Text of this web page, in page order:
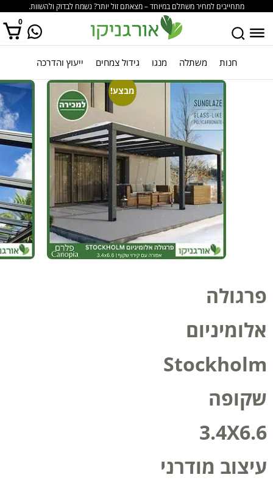
מתחייבים למחיר משתלם במיוחד – מצאתם זול יותר? נשמח לבדוק ולהשוות.
0
אין מוצרים בסל הקניות. חנות משתלה מנגו גידול צמחים ייעוץ והדרכה
מבצע!
פרגולה
אלומיניום
Stockholm
שקופה
3.4X6.6
עיצוב מודרני